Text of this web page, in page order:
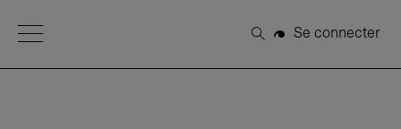
Open Menu
Rechercher
Se connecter